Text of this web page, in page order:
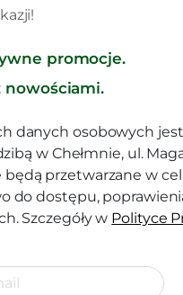
promocje.
nowościami.
danych osobowych
w Chełmnie, ul.
będą przetwarzane w
do dostępu,
Szczegóły w Polityce